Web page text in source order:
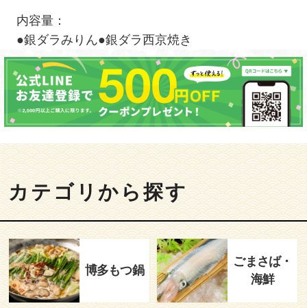
内容量：
●銀ダラみりん●銀ダラ西京焼き
カテゴリから探す
博多もつ鍋
ごまさば・
海鮮